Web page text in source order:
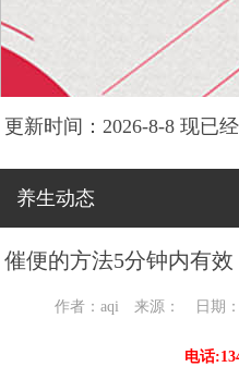
更新时间：2026-8-8 现已
养生动态
催便的方法5分钟内有
作者：aqi 来源： 日期：
电话